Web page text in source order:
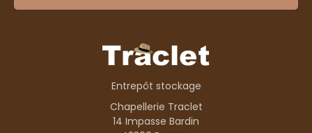
Entrepôt stockage
Chapellerie Traclet
14 Impasse Bardin